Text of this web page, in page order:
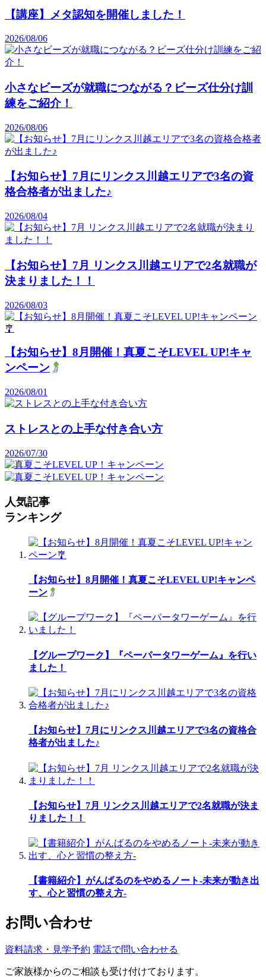
【講座】メタ認知を開催しました！
2026/08/06
小さなビーズが就職につながる？ビーズ仕分け訓
練をご紹介！
2026/08/06
【お知らせ】7月にリンクス川越エリアで3名の資
格合格者が出ました♪
2026/08/04
【お知らせ】7月 リンクス川越エリアで2名就職が
決まりました！！
2026/08/03
【お知らせ】8月開催！真夏こそLEVEL UP!キャ
ンペーン
2026/08/01
ストレスとの上手な付き合い方
2026/07/30
人気記事
ランキング
【お知らせ】8月開催！真夏こそLEVEL UP!キャンペ
ーン
【グループワーク】『ペーパータワーゲーム』を行い
ました！
【お知らせ】7月にリンクス川越エリアで3名の資格合
格者が出ました♪
【お知らせ】7月 リンクス川越エリアで2名就職が決ま
りました！！
【書籍紹介】がんばるのをやめるノート-未来が動き出
す、心と習慣の整え方-
お問い合わせ
資料請求・見学予約 電話で問い合わせる
ご家族様からのご相談も受け付けております。